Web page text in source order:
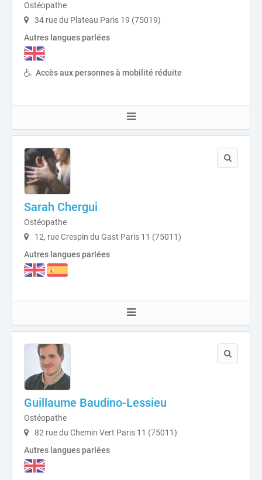
Ostéopathe
34 rue du Plateau Paris 19 (75019)
Autres langues parlées
Accès aux personnes à mobilité réduite
Sarah Chergui
Ostéopathe
12, rue Crespin du Gast Paris 11 (75011)
Autres langues parlées
Guillaume Baudino-Lessieu
Ostéopathe
82 rue du Chemin Vert Paris 11 (75011)
Autres langues parlées